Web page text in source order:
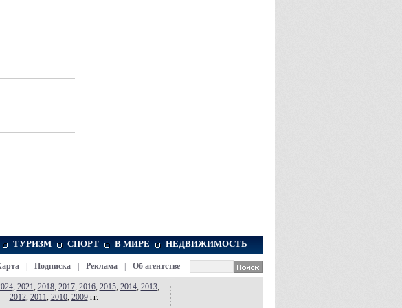
ТУРИЗМ СПОРТ В МИРЕ НЕДВИЖИМОСТЬ
Подписка Реклама
Об агентстве
, 2021, 2018, 2017, 2016, 2015, 2014, 2013,
2012, 2011, 2010, 2009гг.